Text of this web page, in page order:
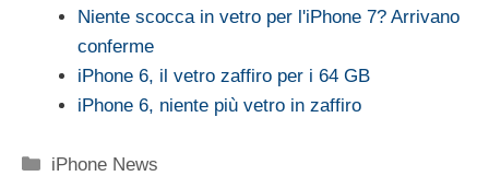
Niente scocca in vetro per l'iPhone 7? Arrivano
conferme
iPhone 6, il vetro zaffiro per i 64 GB
iPhone 6, niente più vetro in zaffiro
Categorie
iPhone News